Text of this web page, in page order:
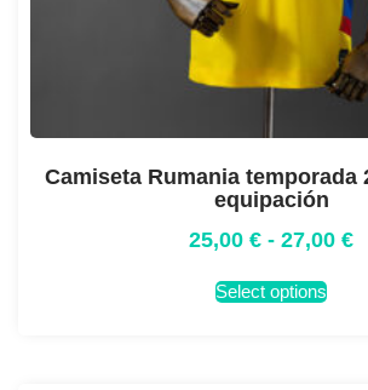
Camiseta Rumania temporada
equipación
25,00 € - 27,00 €
Select options